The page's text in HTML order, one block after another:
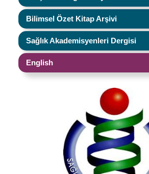
Bilimsel Özet Kitap Arşivi
Sağlık Akademisyenleri Dergisi
English